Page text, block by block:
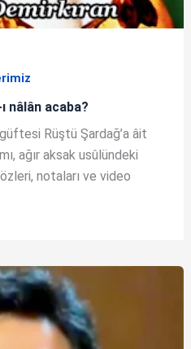
nâlân acaba?
Rüştü Şardağ’a âit
ağır aksak usûlündeki
notaları ve video